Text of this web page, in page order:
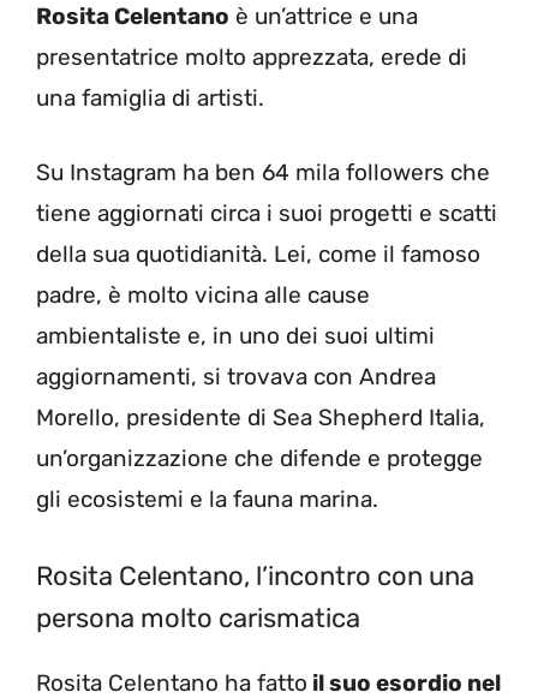
Rosita Celentano è un’attrice e una
presentatrice molto apprezzata, erede di
una famiglia di artisti.
Su Instagram ha ben 64 mila followers che
tiene aggiornati circa i suoi progetti e scatti
della sua quotidianità. Lei, come il famoso
padre, è molto vicina alle cause
ambientaliste e, in uno dei suoi ultimi
aggiornamenti, si trovava con Andrea
Morello, presidente di Sea Shepherd Italia,
un’organizzazione che difende e protegge
gli ecosistemi e la fauna marina.
Rosita Celentano, l’incontro con una
persona molto carismatica
Rosita Celentano ha fatto il suo esordio nel